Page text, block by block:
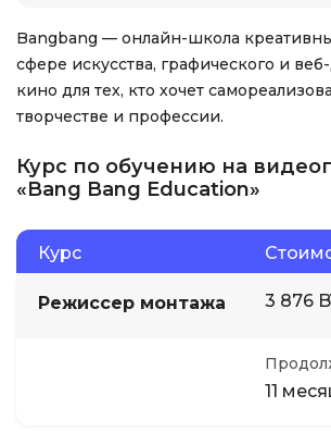
Bangbang — онлайн-школа
сфере искусства, графического и
кино для тех, кто хочет
творчестве и профессии.
Курс по обучению на
«Bang Bang Education»
Курс
Режиссер монтажа 3 876
11